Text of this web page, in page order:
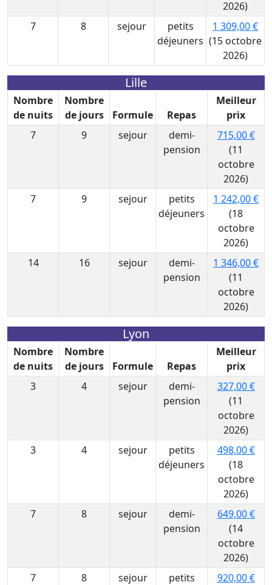
2026)
7
8 sejour
petits
déjeuners
1 309,00 €
(15 octobre
2026)
Lille
Nombre
de nuits
Nombre
de jours
Formule Repas
Meilleur
prix
7
9 sejour
demi-
pension
715,00 €
(11
octobre
2026)
7
9 sejour
petits
déjeuners
1 242,00 €
(18
octobre
2026)
14
16 sejour
demi-
pension
1 346,00 €
(11
octobre
2026)
Lyon
Nombre
de nuits
Nombre
de jours
Formule Repas
Meilleur
prix
3
4 sejour
demi-
pension
327,00 €
(11
octobre
2026)
3
4 sejour
petits
déjeuners
498,00 €
(18
octobre
2026)
7
8 sejour
demi-
pension
649,00 €
(14
octobre
2026)
7
8 sejour
petits
920,00 €